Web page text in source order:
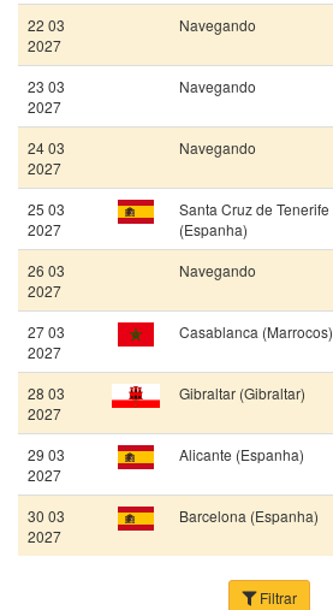
22 03
2027
Navegando
23 03
2027
Navegando
24 03
2027
Navegando
25 03
2027
Santa Cruz de Tenerife
(Espanha)
26 03
2027
Navegando
27 03
2027
Casablanca (Marrocos)
28 03
2027
Gibraltar (Gibraltar)
29 03
2027
Alicante (Espanha)
30 03
2027
Barcelona (Espanha)
Filtrar